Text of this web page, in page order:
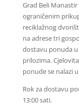
Grad Beli
ograničenim
reciklažnog
na adrese tri
dostavu ponuda
prilozima.
ponude se nalazi
Rok za dostavu
13:00 sati.